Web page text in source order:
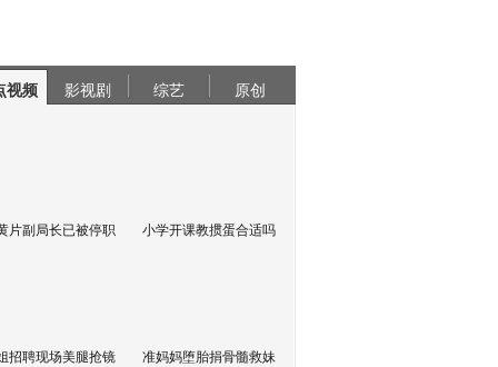
视频 影视剧 综艺 原创
片副局长已被停职 小学开课教掼蛋合适吗
招聘现场美腿抢镜 准妈妈堕胎捐骨髓救妹